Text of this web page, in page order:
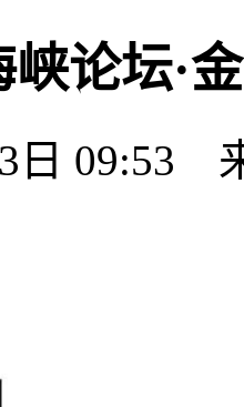
论坛·
日 09:53